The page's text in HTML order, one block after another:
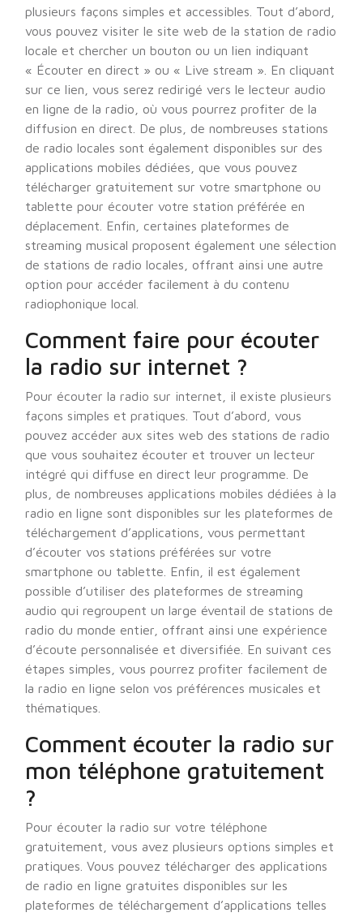
plusieurs façons simples et accessibles. Tout d’abord,
vous pouvez visiter le site web de la station de radio
locale et chercher un bouton ou un lien indiquant
« Écouter en direct » ou « Live stream ». En cliquant
sur ce lien, vous serez redirigé vers le lecteur audio
en ligne de la radio, où vous pourrez profiter de la
diffusion en direct. De plus, de nombreuses stations
de radio locales sont également disponibles sur des
applications mobiles dédiées, que vous pouvez
télécharger gratuitement sur votre smartphone ou
tablette pour écouter votre station préférée en
déplacement. Enfin, certaines plateformes de
streaming musical proposent également une sélection
de stations de radio locales, offrant ainsi une autre
option pour accéder facilement à du contenu
radiophonique local.
Comment faire pour écouter
la radio sur internet ?
Pour écouter la radio sur internet, il existe plusieurs
façons simples et pratiques. Tout d’abord, vous
pouvez accéder aux sites web des stations de radio
que vous souhaitez écouter et trouver un lecteur
intégré qui diffuse en direct leur programme. De
plus, de nombreuses applications mobiles dédiées à la
radio en ligne sont disponibles sur les plateformes de
téléchargement d’applications, vous permettant
d’écouter vos stations préférées sur votre
smartphone ou tablette. Enfin, il est également
possible d’utiliser des plateformes de streaming
audio qui regroupent un large éventail de stations de
radio du monde entier, offrant ainsi une expérience
d’écoute personnalisée et diversifiée. En suivant ces
étapes simples, vous pourrez profiter facilement de
la radio en ligne selon vos préférences musicales et
thématiques.
Comment écouter la radio sur
mon téléphone gratuitement
?
Pour écouter la radio sur votre téléphone
gratuitement, vous avez plusieurs options simples et
pratiques. Vous pouvez télécharger des applications
de radio en ligne gratuites disponibles sur les
plateformes de téléchargement d’applications telles